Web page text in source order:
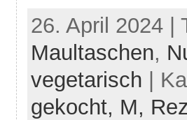
26. April 2024 |
Maultaschen,
vegetarisch |
gekocht, M,